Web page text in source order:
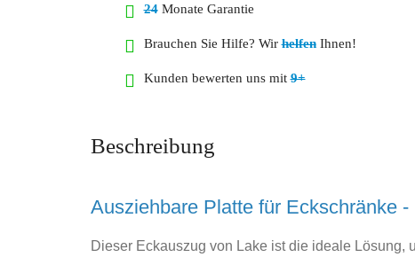
24Monate Garantie
Brauchen Sie Hilfe? WirhelfenIhnen!
Kunden bewerten uns mit9+
Beschreibung
Ausziehbare Platte für Eckschränke
Dieser Eckauszug von Lake ist die ideale